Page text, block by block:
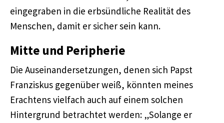
eingegraben in die erbsündliche Realität des
Menschen, damit er sicher sein kann.
Mitte und Peripherie
Die Auseinandersetzungen, denen sich Papst
Franziskus gegenüber weiß, könnten meines
Erachtens vielfach auch auf einem solchen
Hintergrund betrachtet werden: „Solange er